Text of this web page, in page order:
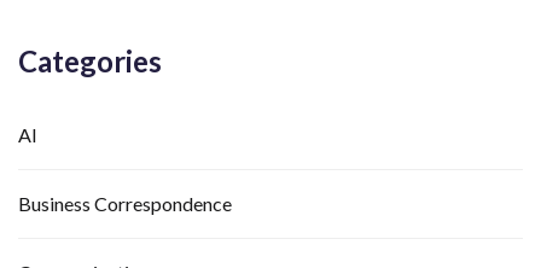
Categories
AI
Business Correspondence